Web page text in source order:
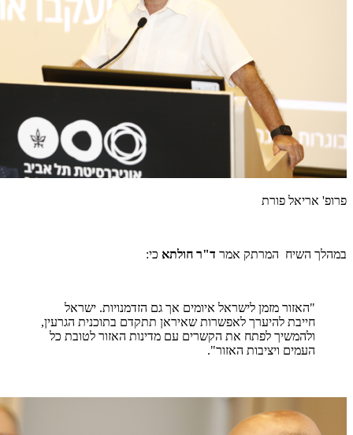
פרופ' אריאל פורת
במהלך השיח המרתק אמר ד"ר חולתא כי:
"האזור מזמן לישראל איומים אך גם הזדמנויות. ישראל
חייבת להיערך לאפשרות שאיראן תתקדם בתוכנית הגרעין,
ולהמשיך לפתח את הקשרים עם מדינות האזור לטובת כל
העמים ויציבות האזור".